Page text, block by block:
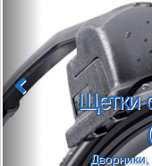
Щетки
Дворники,